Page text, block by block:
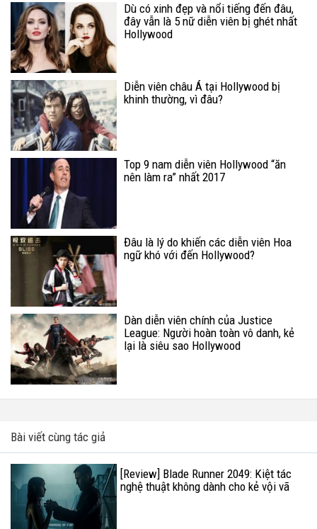
Dù có xinh đẹp và nổi tiếng đến đâu,
đây vẫn là 5 nữ diễn viên bị ghét nhất
Hollywood
Diễn viên châu Á tại Hollywood bị
khinh thường, vì đâu?
Top 9 nam diễn viên Hollywood “ăn
nên làm ra” nhất 2017
Đâu là lý do khiến các diễn viên Hoa
ngữ khó với đến Hollywood?
Dàn diễn viên chính của Justice
League: Người hoàn toàn vô danh, kẻ
lại là siêu sao Hollywood
Bài viết cùng tác giả
[Review] Blade Runner 2049: Kiệt tác
nghệ thuật không dành cho kẻ vội vã